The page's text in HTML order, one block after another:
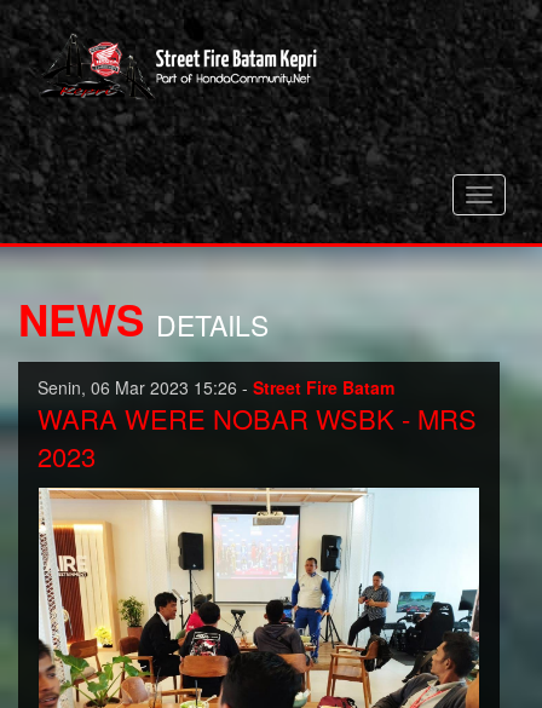
Toggle
NEWS DETAILS
Senin, 06 Mar 2023 15:26 - Street Fire Batam
WARA WERE NOBAR WSBK - MRS
2023